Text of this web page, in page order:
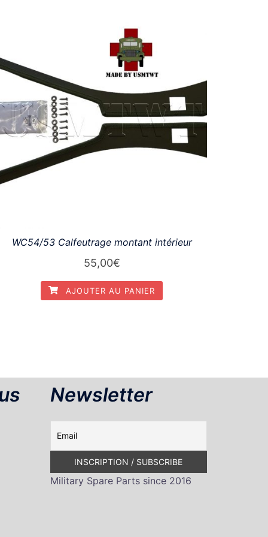
WC54/53 Calfeutrage montant intérieur
55,00€
AJOUTER AU PANIER
Newsletter
Military Spare Parts since 2016